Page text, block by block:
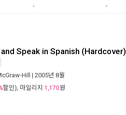
- -
and Speak in Spanish (Hardcover)
Hill
| 2005년 8월
할인), 마일리지 1,170원